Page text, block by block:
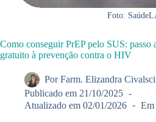
Foto:
Como conseguir PrEP pelo SUS: passo
gratuito à prevenção contra o HIV
Por Farm. Elizandra
Publicado em 21/10/2025
Atualizado em 02/01/2026 Em